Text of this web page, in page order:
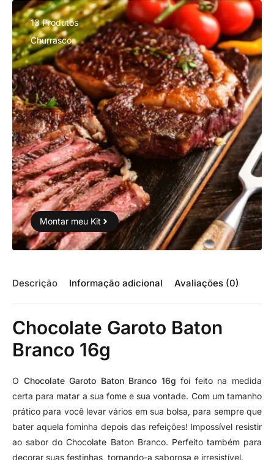
13 Produtos
Churrasco
Montar meu Kit
Descrição Informação adicional Avaliações (0)
Chocolate Garoto Baton
Branco 16g
O Chocolate Garoto Baton Branco 16g foi feito na medida
certa para matar a sua fome e sua vontade. Com um tamanho
prático para você levar vários em sua bolsa, para sempre que
bater aquela fominha depois das refeições! Impossível resistir
ao sabor do Chocolate Baton Branco. Perfeito também para
decorar suas festinhas, tornando-a saborosa e irresistível.